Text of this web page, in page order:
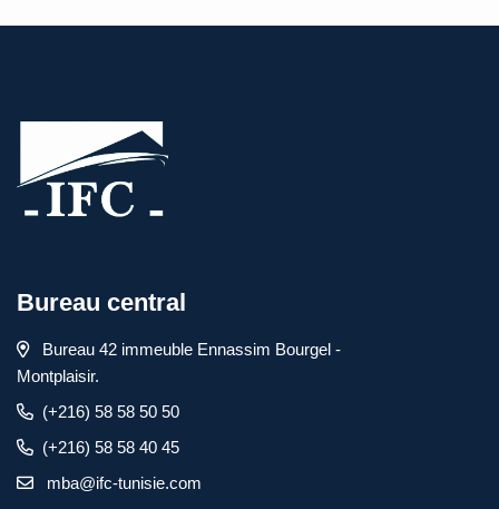
Bureau central
Bureau 42 immeuble Ennassim Bourgel -
Montplaisir.
(+216) 58 58 50 50
(+216) 58 58 40 45
mba@ifc-tunisie.com